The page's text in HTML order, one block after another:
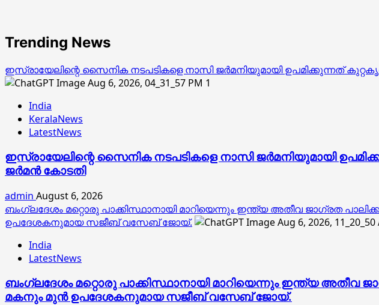
Trending News
ഇസ്രായേലിന്റെ സൈനിക നടപടികളെ നാസി ജര്‍മനിയുമായി ഉപമിക്കുന്നത്
1
India
KeralaNews
LatestNews
ഇസ്രായേലിന്റെ സൈനിക നടപടികളെ നാസി ജര്‍മനിയുമായി
ജര്‍മന്‍ കോടതി
admin August 6, 2026
ബംഗ്ലദേശം മറ്റൊരു പാക്കിസ്ഥാനായി മാറിയെന്നും ഇന്ത്യ അതീവ ജാഗ്രത
ഉപദേശകനുമായ സജീബ് വസേബ് ജോയ്.
India
LatestNews
ബംഗ്ലദേശം മറ്റൊരു പാക്കിസ്ഥാനായി മാറിയെന്നും ഇന്ത്യ
മകനും മുൻ ഉപദേശകനുമായ സജീബ് വസേബ് ജോയ്.